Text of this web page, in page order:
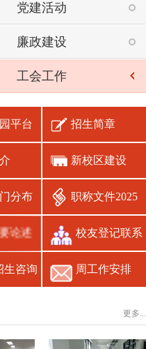
党建活动
廉政建设
工会工作
平台 招生简章
新校区建设
分布 职称文件2025
论述 校友登记联系
生咨询 周工作安排
更多...